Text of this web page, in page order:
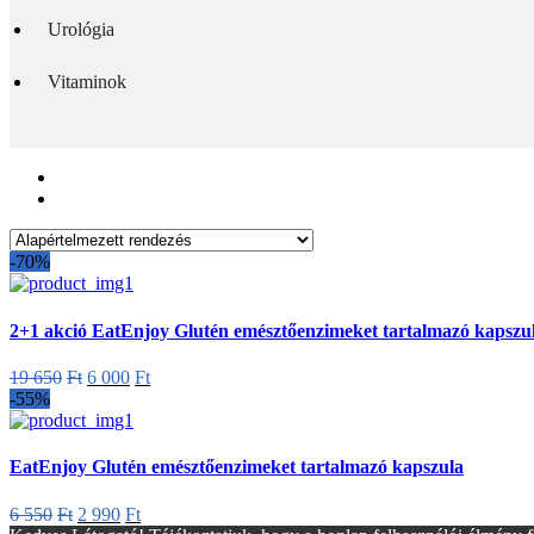
Urológia
Vitaminok
-70%
2+1 akció EatEnjoy Glutén emésztőenzimeket tartalmazó
19 650 Ft Original
was:
650Ft.
6 000 FtCurrent
000Ft.
-55%
EatEnjoy Glutén emésztőenzimeket tartalmazó kapszula
6 550 Ft Original
2 990 FtCurrent